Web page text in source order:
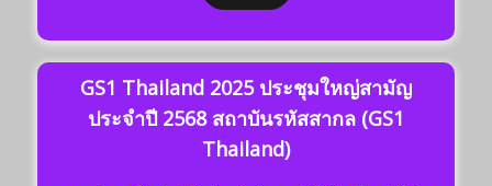
GS1 Thailand 2025 ประชุมใหญ่สามัญ
ประจำปี 2568 สถาบันรหัสสากล (GS1
Thailand)